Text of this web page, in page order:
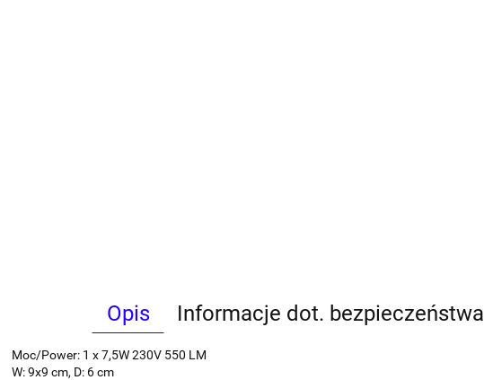
Opis Informacje dot. bezpieczeństwa
Moc/Power: 1 x 7,5W 230V 550 LM
W: 9x9 cm, D: 6 cm